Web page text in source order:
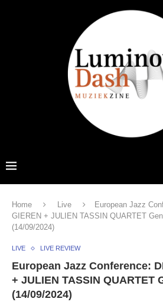
Home Live
European Jazz
GIEREN + JULIEN TASSIN QUARTET
(14/09/2024)
LIVE LIVE REVIEW
European Jazz Conference:
+ JULIEN TASSIN QUARTET
(14/09/2024)